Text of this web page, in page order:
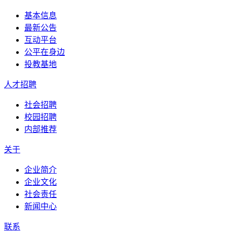
基本信息
最新公告
互动平台
公平在身边
投教基地
人才招聘
社会招聘
校园招聘
内部推荐
关于
企业简介
企业文化
社会责任
新闻中心
联系